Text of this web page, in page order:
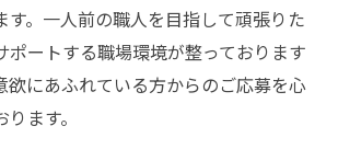
す。一人前の職人を目指して頑張りた
ポートする職場環境が整っております
欲にあふれている方からのご応募を心
ます。